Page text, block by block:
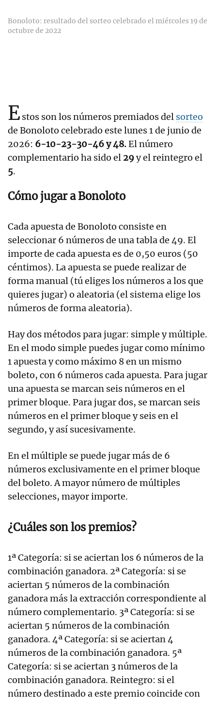
Bonoloto: resultado del sorteo celebrado el miércoles 19 de
octubre de 2022
Estos son los números premiados del sorteo
de Bonoloto celebrado este lunes 1 de junio de
2026: 6-10-23-30-46 y 48.El número
complementario ha sido el 29y el reintegro el
5.
Cómo jugar a Bonoloto
Cada apuesta de Bonoloto consiste en
seleccionar 6 números de una tabla de 49. El
importe de cada apuesta es de 0,50 euros (50
céntimos). La apuesta se puede realizar de
forma manual (tú eliges los números a los que
quieres jugar) o aleatoria (el sistema elige los
números de forma aleatoria).
Hay dos métodos para jugar: simple y múltiple.
En el modo simple puedes jugar como mínimo
1 apuesta y como máximo 8 en un mismo
boleto, con 6 números cada apuesta. Para jugar
una apuesta se marcan seis números en el
primer bloque. Para jugar dos, se marcan seis
números en el primer bloque y seis en el
segundo, y así sucesivamente.
En el múltiple se puede jugar más de 6
números exclusivamente en el primer bloque
del boleto. A mayor número de múltiples
selecciones, mayor importe.
¿Cuáles son los premios?
1ª Categoría: si se aciertan los 6 números de la
combinación ganadora. 2ª Categoría: si se
aciertan 5 números de la combinación
ganadora más la extracción correspondiente al
número complementario. 3ª Categoría: si se
aciertan 5 números de la combinación
ganadora. 4ª Categoría: si se aciertan 4
números de la combinación ganadora. 5ª
Categoría: si se aciertan 3 números de la
combinación ganadora. Reintegro: si el
número destinado a este premio coincide con